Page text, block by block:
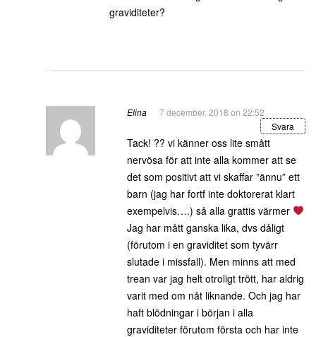
graviditeter?
Elina
7 december, 2018 on 22:52
Svara
Tack! ?? vi känner oss lite smått
nervösa för att inte alla kommer att se
det som positivt att vi skaffar ”ännu” ett
barn (jag har fortf inte doktorerat klart
exempelvis….) så alla grattis värmer
Jag har mått ganska lika, dvs dåligt
(förutom i en graviditet som tyvärr
slutade i missfall). Men minns att med
trean var jag helt otroligt trött, har aldrig
varit med om nåt liknande. Och jag har
haft blödningar i början i alla
graviditeter förutom första och har inte